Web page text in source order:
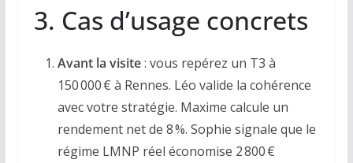
3. Cas d’usage concrets
Avant la visite: vous repérez un T3 à
150 000 € à Rennes. Léo valide la cohérence
avec votre stratégie. Maxime calcule un
rendement net de 8 %. Sophie signale que le
régime LMNP réel économise 2 800 €